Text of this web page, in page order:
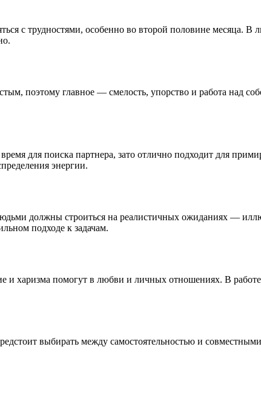
с трудностями, особенно во второй половине месяца. В
поэтому главное — смелость, упорство и работа над
для поиска партнера, зато отлично подходит для
энергии.
должны строиться на реалистичных ожиданиях —
подходе к задачам.
и харизма помогут в любви и личных отношениях. В
выбирать между самостоятельностью и